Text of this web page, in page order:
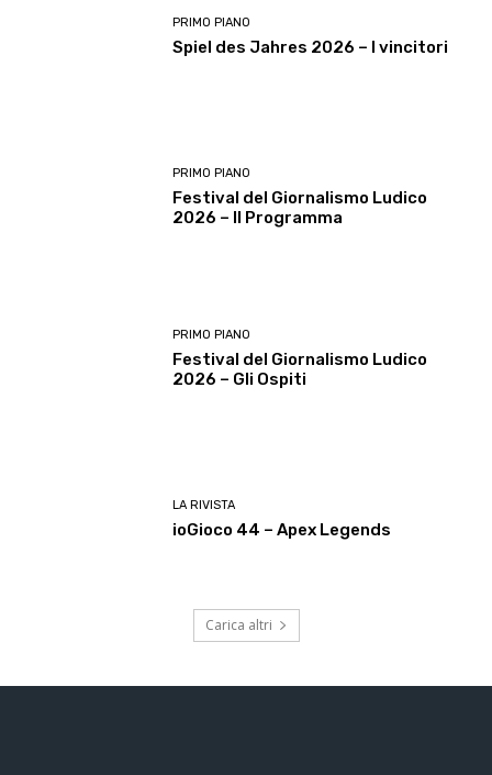
PRIMO PIANO
Spiel des Jahres 2026 – I vincitori
PRIMO PIANO
Festival del Giornalismo Ludico
2026 – Il Programma
PRIMO PIANO
Festival del Giornalismo Ludico
2026 – Gli Ospiti
LA RIVISTA
ioGioco 44 – Apex Legends
Carica altri